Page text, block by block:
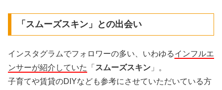
「スムーズスキン」との出会い
インスタグラムでフォロワーの多い、いわゆるインフルエ
ンサーが紹介していた
「 スムーズスキン 」。
子育てや賃貸のDIYなども参考にさせていただいている方